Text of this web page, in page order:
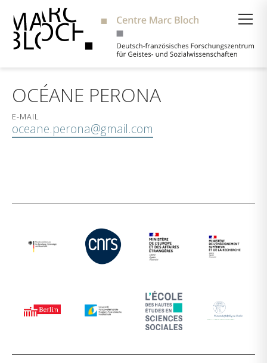
OCÉANE PERONA
E-MAIL
oceane.perona@gmail.com